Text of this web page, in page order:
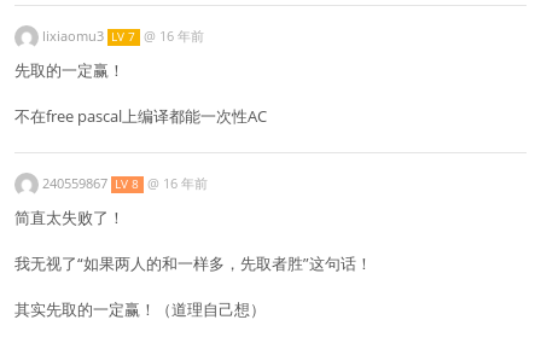
lixiaomu3 LV 7 @ 16 年前
先取的一定赢！
不在free pascal上编译都能一次性AC
240559867 LV 8 @ 16 年前
简直太失败了！
我无视了“如果两人的和一样多，先取者胜”这句话！
其实先取的一定赢！（道理自己想）